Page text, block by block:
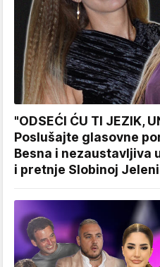
"ODSEĆI ĆU TI JEZIK,
Poslušajte glasovne
Besna i nezaustavljiva
i pretnje Slobinoj Jeleni